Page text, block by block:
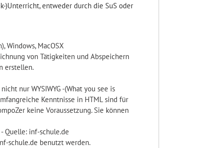
)Unterricht, entweder durch die SuS oder
Windows, MacOSX
von Tätigkeiten und Abspeichern
erstellen.
nur WYSIWYG -(What you see is
Kenntnisse in HTML sind für
keine Voraussetzung. Sie können
Quelle: inf-schule.de
schule.de benutzt werden.